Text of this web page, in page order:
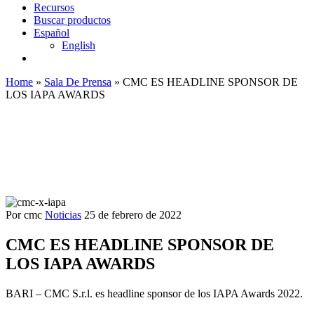
Recursos
Buscar productos
Español
English
Home » Sala De Prensa » CMC ES HEADLINE SPONSOR DE
LOS IAPA AWARDS
Por cmc Noticias 25 de febrero de 2022
CMC ES HEADLINE SPONSOR DE
LOS IAPA AWARDS
BARI – CMC S.r.l. es headline sponsor de los IAPA Awards 2022.